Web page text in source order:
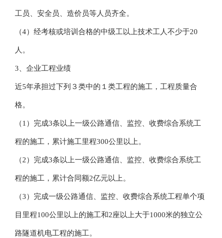
工员、安全员、造价员等人员齐全。
（4）经考核或培训合格的中级工以上技术工人不少于20
人。
3、企业工程业绩
近5年承担过下列３类中的１类工程的施工，工程质量合
格。
（1）完成3条以上一级公路通信、监控、收费综合系统工
程的施工，累计施工里程300公里以上。
（2）完成3条以上一级公路通信、监控、收费综合系统工
程的施工，累计合同额2亿元以上。
（3）完成一级公路通信、监控、收费综合系统工程单个项
目里程100公里以上的施工和2座以上大于1000米的独立公
路隧道机电工程的施工。